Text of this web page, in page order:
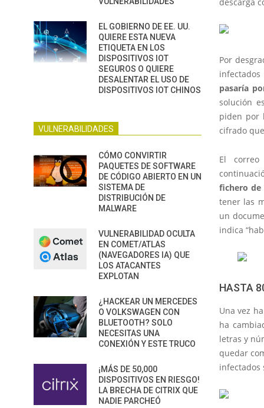
Por
pasaría
solución
piden por
cifrado
El
fichero de
tener las
un
indica
HASTA
Una vez
ha
letras y
quedar
infectados
EL GOBIERNO DE EE. UU.
QUIERE ESTA NUEVA
ETIQUETA EN LOS
DISPOSITIVOS IOT
SEGUROS O QUIERE
DESALENTAR EL USO DE
DISPOSITIVOS IOT CHINOS
VULNERABILIDADES
CÓMO CONVIRTIR
PAQUETES DE SOFTWARE
DE CÓDIGO ABIERTO EN UN
SISTEMA DE
DISTRIBUCIÓN DE
MALWARE
VULNERABILIDAD OCULTA
EN COMET/ATLAS
(NAVEGADORES IA) QUE
LOS ATACANTES
EXPLOTAN
¿HACKEAR UN MERCEDES
O VOLKSWAGEN CON
BLUETOOTH? SOLO
NECESITAS UNA
CONEXIÓN Y ESTE TRUCO
¡MÁS DE 50,000
DISPOSITIVOS EN RIESGO!
LA BRECHA DE CITRIX QUE
NADIE PARCHEÓ